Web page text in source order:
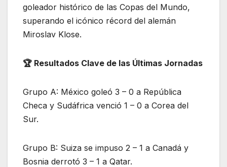
goleador histórico de las Copas del Mundo,
superando el icónico récord del alemán
Miroslav Klose.
​🏆 Resultados Clave de las Últimas Jornadas
Grupo A: México goleó 3 – 0 a República
Checa y Sudáfrica venció 1 – 0 a Corea del
Sur.
Grupo B: Suiza se impuso 2 – 1 a Canadá y
Bosnia derrotó 3 – 1 a Qatar.